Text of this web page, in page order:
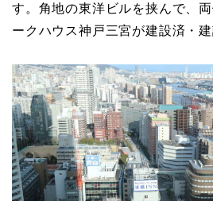
す。角地の東洋ビルを挟んで、
ークハウス神戸三宮が建設済・建